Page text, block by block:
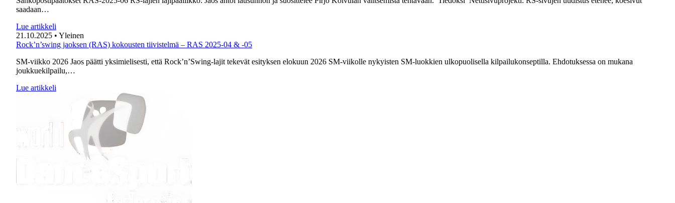
saadaan…
Lue artikkeli
21.10.2025 • Yleinen
Rock’n’swing jaoksen (RAS) kokousten tiivistelmä – RAS 2025-04 & -05
SM-viikko 2026 Jaos päätti yksimielisesti, että Rock’n’Swing-lajit tekevät esityksen elokuun 2026 SM-viikolle nykyisten SM-luokkien ulkopuolisella kilpailukonseptilla. Ehdotuksessa on mukana
joukkuekilpailu,…
Lue artikkeli